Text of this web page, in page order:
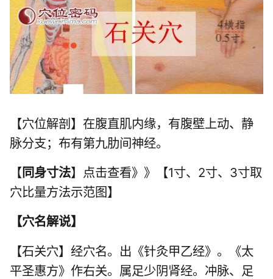
【穴位解剖】在腹直肌内缘，有腹壁上动、静
脉分支；布有第九肋间神经。
【同身寸法】点击查看》》【1寸、2寸、3寸取
穴比量方法示范图】
【穴名解说】
【石关穴】经穴名。出《针灸甲乙经》。《太
平圣惠方》作右关。属足少阴肾经。冲脉、足